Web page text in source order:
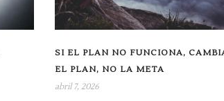
SI EL PLAN NO FUNCIONA,
EL PLAN, NO LA META
abril 7, 2026